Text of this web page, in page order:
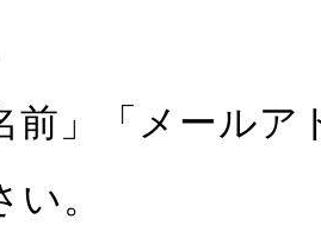
前」「メール
。